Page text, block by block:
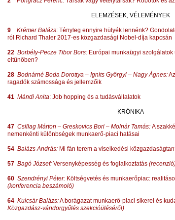
ELEMZÉSEK, VÉLEMÉNYEK
9 Krémer Balázs: Tényleg ennyire hülyék lennénk?
ról Richard Thaler 2017-es közgazdasági Nobel-díja kapcsán
22 Borbély-Pecze Tibor Bors: Európai munkaügyi
eltűnőben?
28 Bodnárné Boda Dorottya – Ignits Györgyi – Nagy Ágnes:
ragadók számossága és jellemzőik
41 Mándi Anita: Job hopping és a tudásvállalatok
KRÓNIKA
47 Csillag Márton – Greskovics Bori – Molnár Tamás: A
nemenkénti különbségek munkaerő-piaci hatásai
54 Balázs András: Mi fán terem a viselkedési
57 Bagó József: Versenyképesség és foglalkoztatás
60 Szendrényi Péter: Költségvetés és munkaerőpiac:
(konferencia beszámoló)
64 Kulcsár Balázs:A borágazat munkaerő-piaci sikerei és
Közgazdász-vándorgyűlés szekcióüléséről)